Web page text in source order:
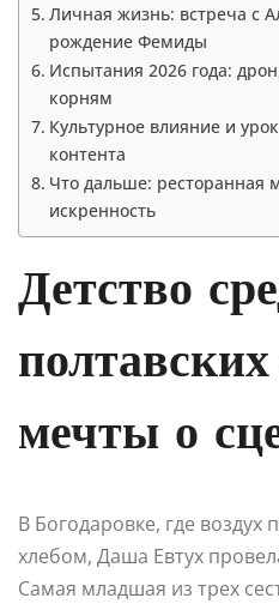
Личная жизнь: встреча с
рождение Фемиды
Испытания 2026 года:
корням
Культурное влияние и
контента
Что дальше: ресторанная
искренность
Детство
мечты о
В Богодаровке, где воздух
хлебом, Даша Евтух
Самая младшая из трех